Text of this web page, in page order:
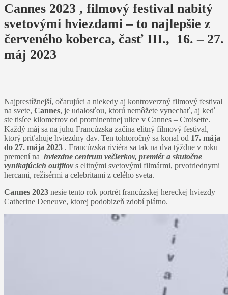
Cannes 2023 , filmový festival nabitý
svetovými hviezdami – to najlepšie z
červeného koberca, časť III., 16. – 27.
máj 2023
Najprestížnejší, očarujúci a niekedy aj kontroverzný filmový festival
na svete, Cannes, je udalosťou, ktorú nemôžete vynechať, aj keď
ste tisíce kilometrov od prominentnej ulice v Cannes – Croisette.
Každý máj sa na juhu Francúzska začína elitný filmový festival,
ktorý priťahuje hviezdny dav. Ten tohtoročný sa konal od 17. mája
do 27. mája 2023 . Francúzska riviéra sa tak na dva týždne v roku
premení na hviezdne centrum večierkov, premiér a skutočne
vynikajúcich outfitov s elitnými svetovými filmármi, prvotriednymi
hercami, režisérmi a celebritami z celého sveta.
Cannes 2023 nesie tento rok portrét francúzskej hereckej hviezdy
Catherine Deneuve, ktorej podobizeň zdobí plátno.